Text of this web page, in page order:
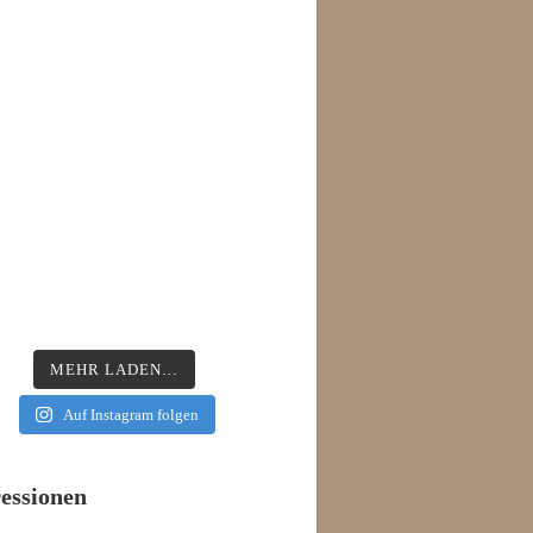
MEHR LADEN…
Auf Instagram folgen